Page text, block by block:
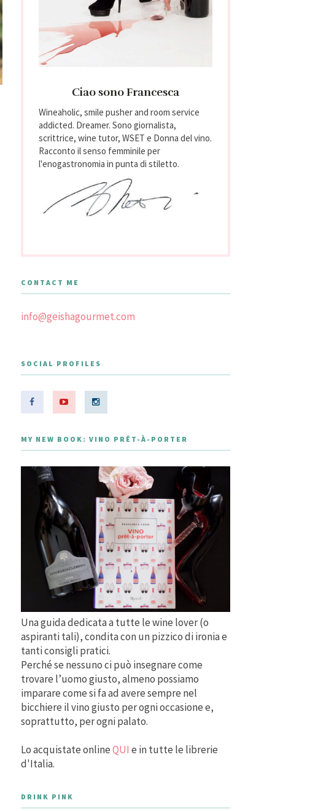
Ciao sono Francesca
Wineaholic, smile pusher and room service
addicted. Dreamer. Sono giornalista,
scrittrice, wine tutor, WSET e Donna del vino.
Racconto il senso femminile per
l'enogastronomia in punta di stiletto.
CONTACT ME
info@geishagourmet.com
SOCIAL PROFILES
MY NEW BOOK: VINO PRÊT-À-PORTER
Una guida dedicata a tutte le wine lover (o
aspiranti tali), condita con un pizzico di ironia e
tanti consigli pratici.
Perché se nessuno ci può insegnare come
trovare l’uomo giusto, almeno possiamo
imparare come si fa ad avere sempre nel
bicchiere il vino giusto per ogni occasione e,
soprattutto, per ogni palato.
Lo acquistate onlineQUI e in tutte le librerie
d'Italia.
DRINK PINK